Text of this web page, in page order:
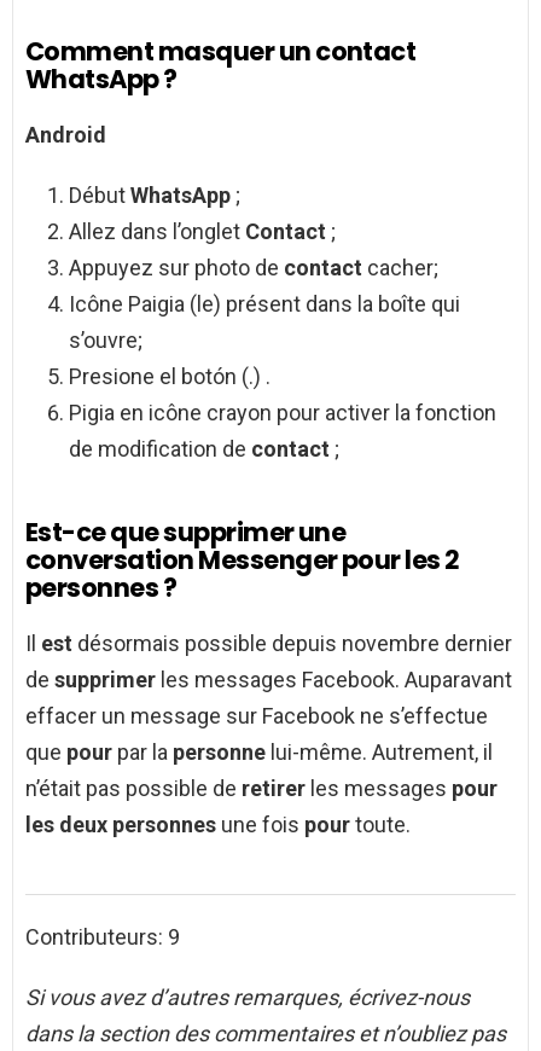
Comment masquer un contact
WhatsApp ?
Android
DébutWhatsApp ;
Allez dans l’onglet Contact ;
Appuyez sur photo de contact cacher;
Icône Paigia (le) présent dans la boîte qui
s’ouvre;
Presione el botón (.) .
Pigia en icône crayon pour activer la fonction
de modification de contact ;
Est-ce que supprimer une
conversation Messenger pour les 2
personnes ?
Il est désormais possible depuis novembre dernier
de supprimer les messages Facebook. Auparavant
effacer un message sur Facebook ne s’effectue
que pour par la personne lui-même. Autrement, il
n’était pas possible de retirer les messages pour
les deux personnes une fois pourtoute.
Contributeurs: 9
Si vous avez d’autres remarques, écrivez-nous
dans la section des commentaires et n’oubliez pas